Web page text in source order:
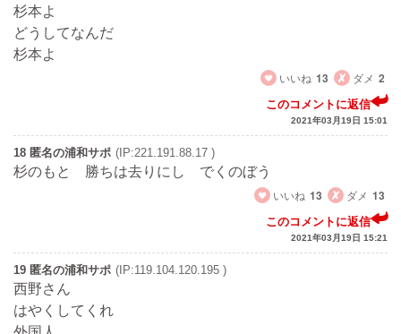
杉本よ
どうしてなんだ
杉本よ
いいね 13 ダメ 2
このコメントに返信
2021年03月19日 15:01
18 匿名の浦和サポ (IP:221.191.88.17 )
杉のもと 勝ちは去りにし でくのぼう
いいね 13 ダメ 13
このコメントに返信
2021年03月19日 15:21
19 匿名の浦和サポ (IP:119.104.120.195 )
西野さん
はやくしてくれ